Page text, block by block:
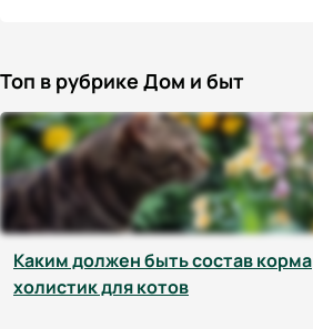
Топ в рубрике Дом и быт
Каким должен быть состав корма
холистик для котов